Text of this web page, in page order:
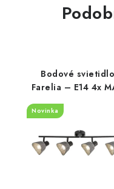
Bodové svietidlo
Farelia – E14 4x
10 W – IP20
Novinka